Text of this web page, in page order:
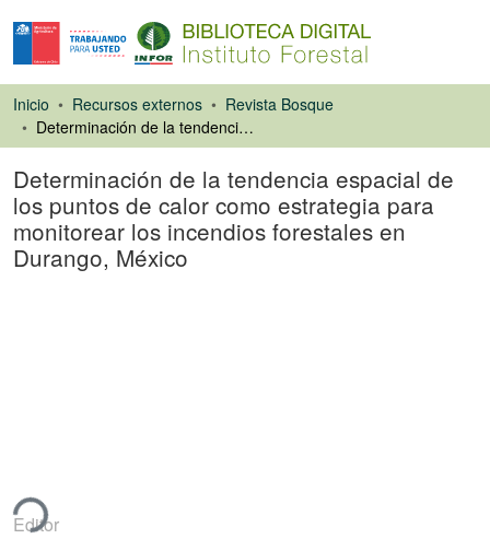
Inicio Recursos externos
Revista Bosque
Determinación de la tendencia espacial de los puntos de calor como estrategia para monitorear los incendios forestales en Durango, México
Determinación de la tendencia espacial de
los puntos de calor como estrategia para
monitorear los incendios forestales en
Durango, México
Editor